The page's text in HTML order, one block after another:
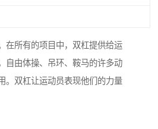
在所有的项目中，双杠提供给运
自由体操、吊环、鞍马的许多动
。双杠让运动员表现他们的力量